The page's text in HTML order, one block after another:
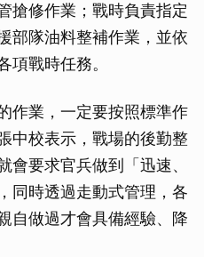
搶修作業；戰時負責指定
部隊油料整補作業，並依
項戰時任務。
作業，一定要按照標準作
中校表示，戰場的後勤整
會要求官兵做到「迅速、
同時透過走動式管理，各
自做過才會具備經驗、降